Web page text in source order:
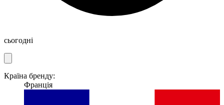
сьогодні
Країна бренду:
Франція